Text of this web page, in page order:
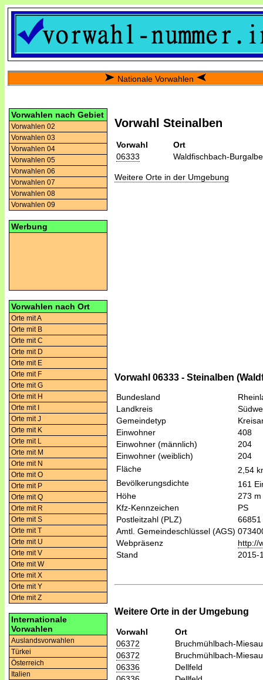
Nationale Vorwahlen
Vorwahlen nach Gebiet
Vorwahlen 02
Vorwahlen 03
Vorwahlen 04
Vorwahlen 05
Vorwahlen 06
Vorwahlen 07
Vorwahlen 08
Vorwahlen 09
Werbung
Vorwahlen nach Ort
Orte mit A
Orte mit B
Orte mit C
Orte mit D
Orte mit E
Orte mit F
Orte mit G
Orte mit H
Orte mit I
Orte mit J
Orte mit K
Orte mit L
Orte mit M
Orte mit N
Orte mit O
Orte mit P
Orte mit Q
Orte mit R
Orte mit S
Orte mit T
Orte mit U
Orte mit V
Orte mit W
Orte mit X
Orte mit Y
Orte mit Z
Internationale
Vorwahlen
Auslandsvorwahlen
Türkei
Österreich
Italien
Vorwahl Steinalben
Vorwahl
Ort
06333
Waldfischbach-
Weitere Orte in der Umgebung
Vorwahl 06333 - Steinalben
Bundesland
Landkreis
Gemeindetyp
Einwohner
408
Einwohner (männlich)
204
Einwohner (weiblich)
204
Fläche
2,54
Bevölkerungsdichte
161
Höhe
273
Kfz-Kennzeichen
PS
Postleitzahl (PLZ)
66851
Amtl. Gemeindeschlüssel (AGS)
Webpräsenz
http://
Stand
2015-
Weitere Orte in der Umgebung
Vorwahl
Ort
06372
Bruchmühlbach-Miesau
06372
Bruchmühlbach-Miesau
06336
Dellfeld